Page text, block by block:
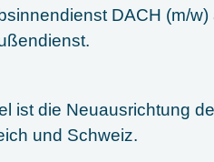
DACH (m/
ist die Neuausrichtung
und Schweiz.